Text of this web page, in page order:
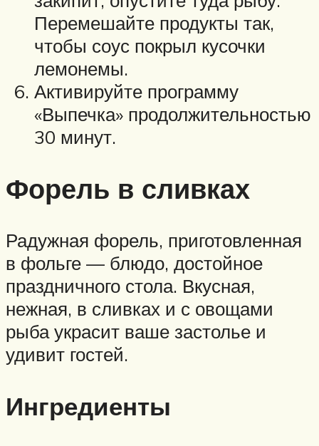
Перемешайте продукты так,
чтобы соус покрыл кусочки
лемонемы.
Активируйте программу
«Выпечка» продолжительностью
30 минут.
Форель в сливках
Радужная форель, приготовленная
в фольге — блюдо, достойное
праздничного стола. Вкусная,
нежная, в сливках и с овощами
рыба украсит ваше застолье и
удивит гостей.
Ингредиенты